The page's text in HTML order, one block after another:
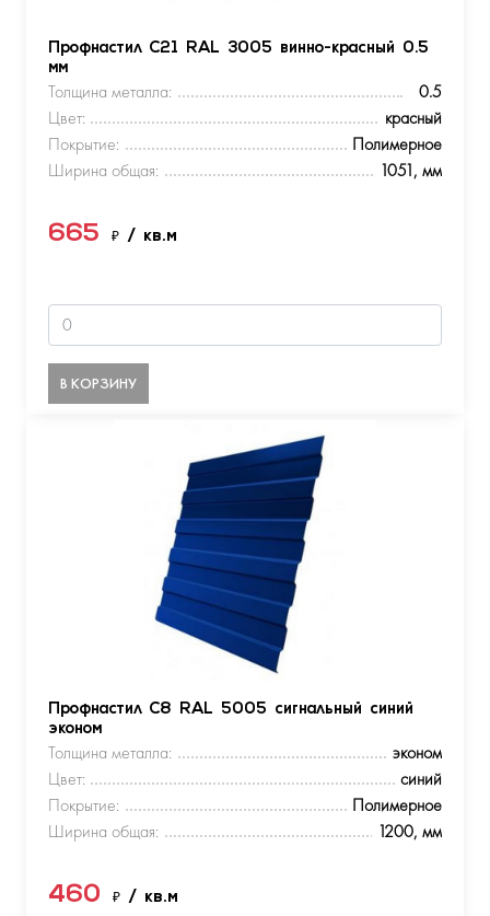
Профнастил С21 RAL 3005 винно-красный 0.5
мм
Толщина металла:
0.5
Цвет:
красный
Покрытие:
Полимерное
Ширина общая:
1051, мм
665 ₽ / кв.м
В КОРЗИНУ
Профнастил С8 RAL 5005 сигнальный синий
эконом
Толщина металла:
эконом
Цвет:
синий
Покрытие:
Полимерное
Ширина общая:
1200, мм
460 ₽ / кв.м